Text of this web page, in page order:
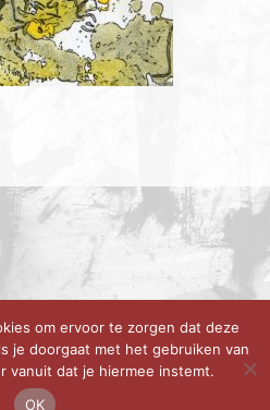
om ervoor te zorgen dat deze
je doorgaat met het gebruiken van
vanuit dat je hiermee instemt.
OK